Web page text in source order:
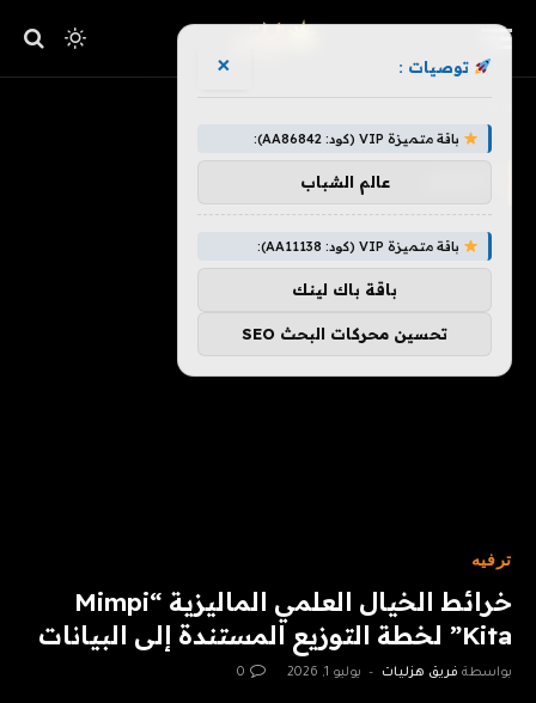
ترفيه
خرائط الخيال العلمي الماليزية “Mimpi
Kita” لخطة التوزيع المستندة إلى البيانات
بواسطة فريق هزليات يوليو 1, 2026 0
توصيات : ×
باقة متميزة VIP (كود: AA86842):
عالم الشباب
باقة متميزة VIP (كود: AA11138):
باقة باك لينك
تحسين محركات البحث SEO